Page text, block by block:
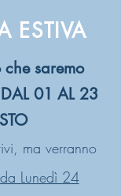
ESTIVA
saremo
01 AL 23
ma verranno
da Lunedì 24